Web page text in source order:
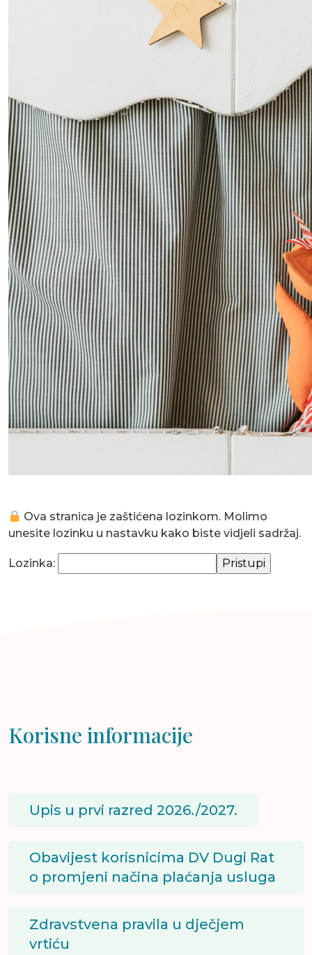
Ova stranica je zaštićena lozinkom. Molimo
unesite lozinku u nastavku kako biste vidjeli sadržaj.
Lozinka:
Korisne informacije
Upis u prvi razred 2026./2027.
Obavijest korisnicima DV Dugi Rat
o promjeni načina plaćanja usluga
Zdravstvena pravila u dječjem
vrtiću